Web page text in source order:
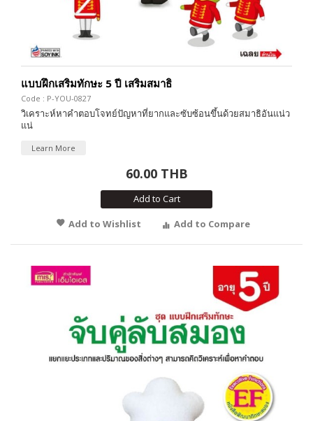
แบบฝึกเสริมทักษะ 5 ปี เสริมสมาธิ
Code : P-YOU-0827
วิเคราะห์หาคำตอบโจทย์ปัญหาที่ยากและซับซ้อนขึ้นด้วยสมาธิอันแน่ว
แน่
Learn More
60.00 THB
Add to Cart
Add to Wishlist
Add to Compare